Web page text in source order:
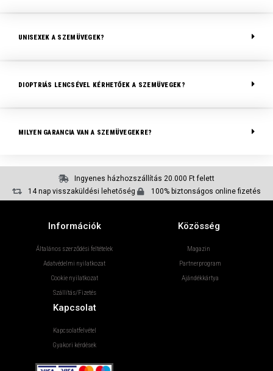
UNISEXEK A SZEMÜVEGEK?
DIOPTRIÁS LENCSÉVEL KÉRHETŐEK A SZEMÜVEGEK?
MILYEN GARANCIA VAN A SZEMÜVEGEKRE?
Ingyenes házhozszállítás 20.000 Ft felett
14 nap visszaküldési lehetőség
100% biztonságos online fizetés
Információk
Általános szerződési feltételek
Adatvédelmi nyilatkozat
Cookie nyilatkozat
Szállítás/Fizetés
Közösség
Magazin
Partnerprogram
Ajándékkártya
Kapcsolat
Kapcsolatfelvétel
Gyakori kérdések